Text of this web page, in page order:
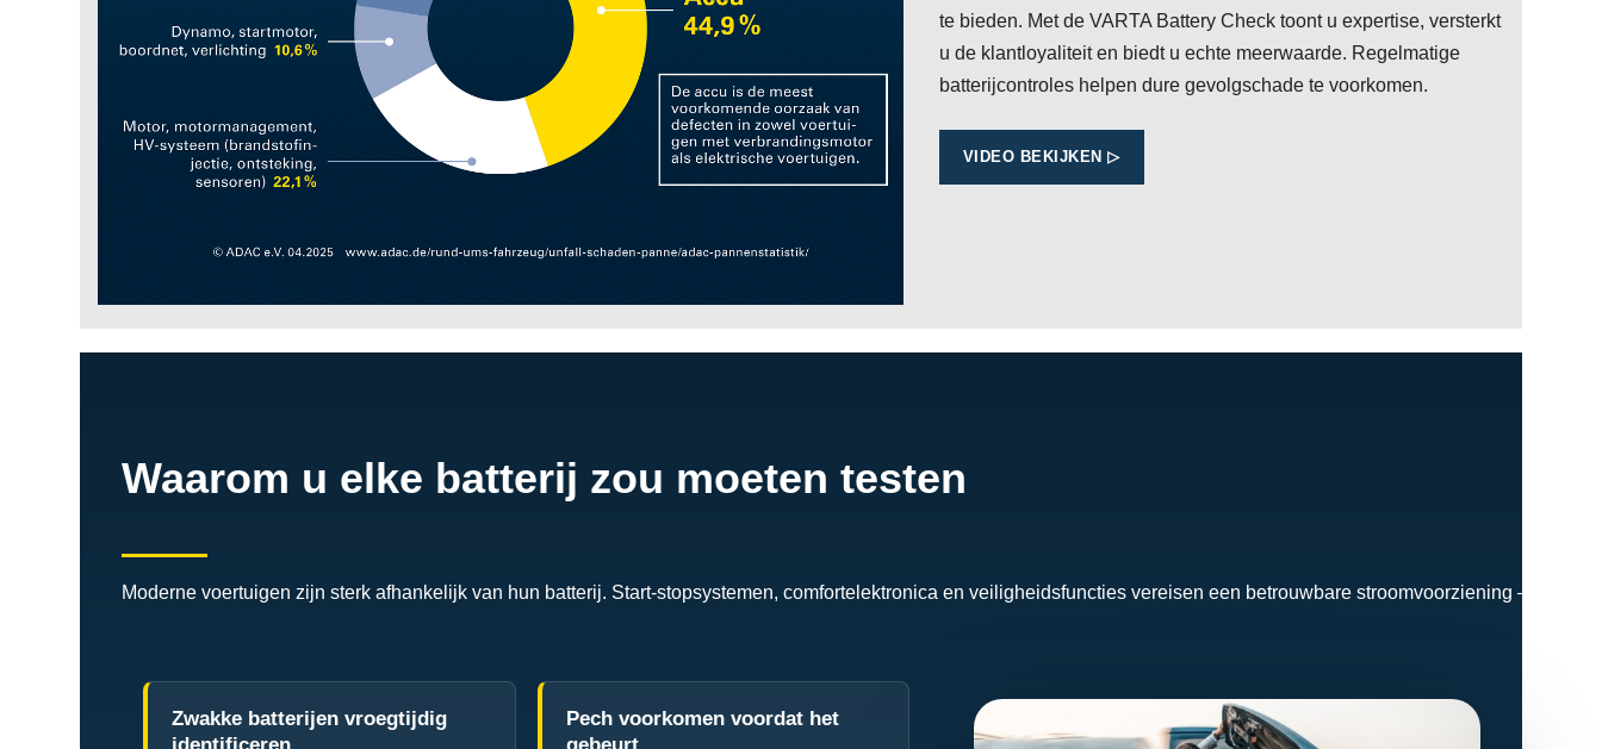
te bieden. Met de VARTA Battery Check toont u expertise, versterkt
u de klantloyaliteit en biedt u echte meerwaarde. Regelmatige
batterijcontroles helpen dure gevolgschade te voorkomen.
VIDEO BEKIJKEN ▷
Waarom u elke batterij zou moeten testen
Moderne voertuigen zijn sterk afhankelijk van hun batterij. Start-stopsystemen, comfortelektronica en veiligheidsfuncties vereisen een betrouwbare stroomvoorziening — op elk
Zwakke batterijen vroegtijdig
Pech voorkomen voordat het